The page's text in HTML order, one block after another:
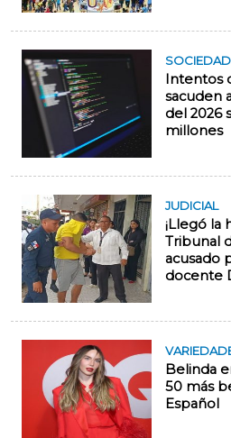
SOCIEDAD
Intentos
sacuden
del 2026
millones
JUDICIAL
¡Llegó la
Tribunal
acusado
docente
Belinda
50 más
Español